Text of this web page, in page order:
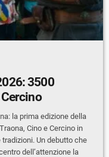
3500
la prima edizione della
Cino e Cercino in
Un debutto che
dell’attenzione la